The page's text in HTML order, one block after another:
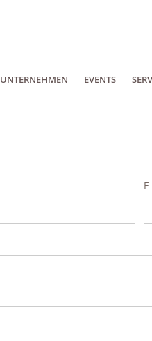
UNTERNEHMEN EVENTS